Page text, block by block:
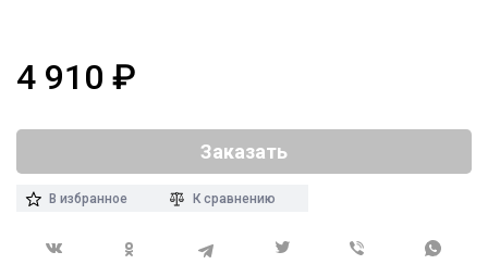
4 910 ₽
Заказать
В избранное К сравнению